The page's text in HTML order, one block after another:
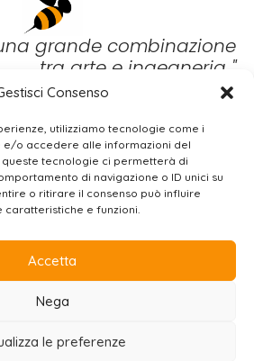
Consenso
utilizziamo tecnologie come i
e/o accedere alle informazioni del
queste tecnologie ci permetterà di
di navigazione o ID unici su
o ritirare il consenso può influire
caratteristiche e funzioni.
Accetta
Nega
le preferenze
grande combinazione
tra arte e ingegneria "
(Bill Gates)
WIRED SRL
8 – 00136 Roma (IT)
|info@beewired.it|
COOKIECREDITSSITEMAP
srl P.IVA 13377721009